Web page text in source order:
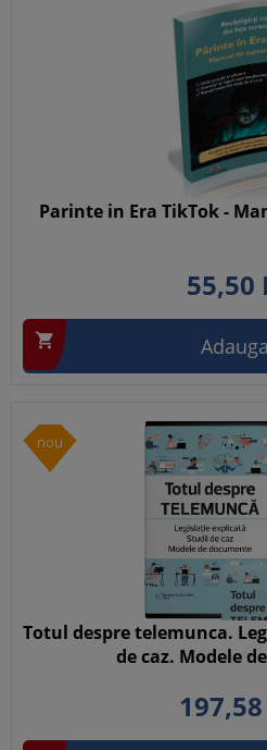
Parinte in Era TikTok -
55,50

nou
Totul despre telemunca.
de caz. Modele
197,58